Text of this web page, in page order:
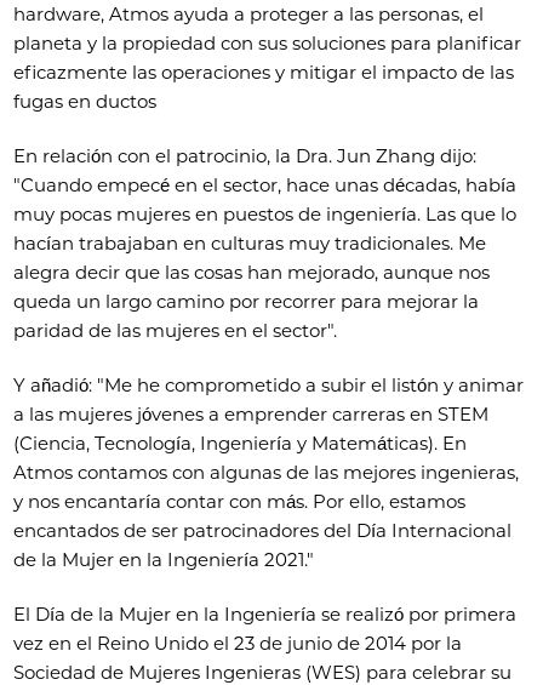
hardware, Atmos ayuda a proteger a las personas, el
planeta y la propiedad con sus soluciones para planificar
eficazmente las operaciones y mitigar el impacto de las
fugas en ductos
En relación con el patrocinio, la Dra. Jun Zhang dijo:
"Cuando empecé en el sector, hace unas décadas, había
muy pocas mujeres en puestos de ingeniería. Las que lo
hacían trabajaban en culturas muy tradicionales. Me
alegra decir que las cosas han mejorado, aunque nos
queda un largo camino por recorrer para mejorar la
paridad de las mujeres en el sector".
Y añadió: "Me he comprometido a subir el listón y animar
a las mujeres jóvenes a emprender carreras en STEM
(Ciencia, Tecnología, Ingeniería y Matemáticas). En
Atmos contamos con algunas de las mejores ingenieras,
y nos encantaría contar con más. Por ello, estamos
encantados de ser patrocinadores del Día Internacional
de la Mujer en la Ingeniería 2021."
El Día de la Mujer en la Ingeniería se realizó por primera
vez en el Reino Unido el 23 de junio de 2014 por la
Sociedad de Mujeres Ingenieras (WES) para celebrar su